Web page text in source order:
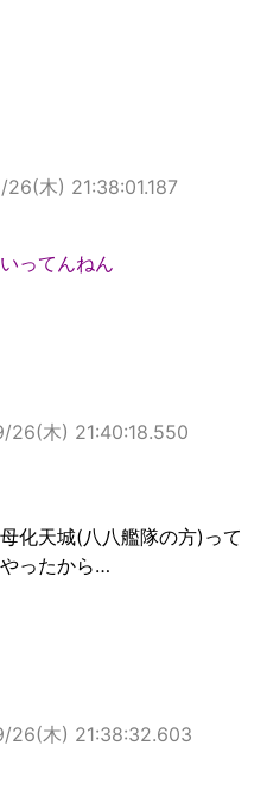
木) 21:38:01.187
ってんねん
26(木) 21:40:18.550
化天城(八八艦隊の方)って
ったから…
26(木) 21:38:32.603